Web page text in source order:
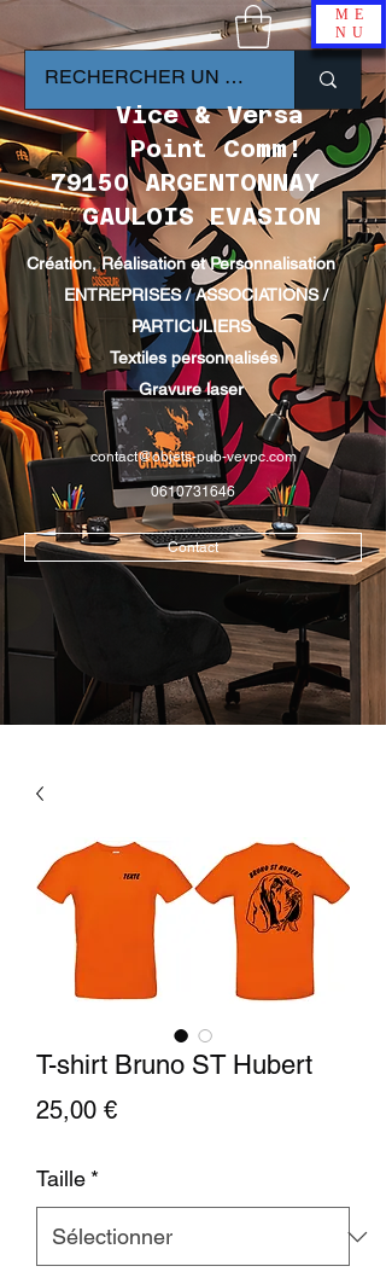
ME
NU
Vice & Versa
Point Comm!
79150 ARGENTONNAY
GAULOIS EVASION
Création, Réalisation et Personnalisation
ENTREPRISES / ASSOCIATIONS /
PARTICULIERS
Textiles personnalisés
Gravure laser
contact@objets-pub-vevpc.com
0610731646
Contact
T-shirt Bruno ST Hubert
25,00 €Prix
Taille *